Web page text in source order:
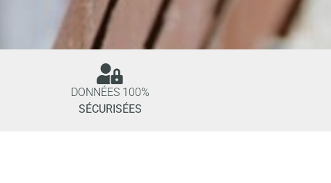
DONNÉES 100%
SÉCURISÉES